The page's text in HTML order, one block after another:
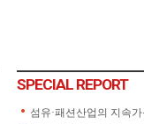
SPECIAL REPORT
섬유·패션산업의 지속